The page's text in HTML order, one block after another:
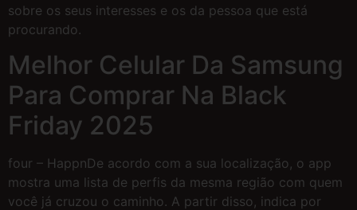
sobre os seus interesses e os da pessoa que está
procurando.
Melhor Celular Da Samsung
Para Comprar Na Black
Friday 2025
four – HappnDe acordo com a sua localização, o app
mostra uma lista de perfis da mesma região com quem
você já cruzou o caminho. A partir disso, indica por